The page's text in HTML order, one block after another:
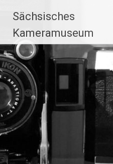
Inhalt
springen
Sächsisches
Kameramuseum